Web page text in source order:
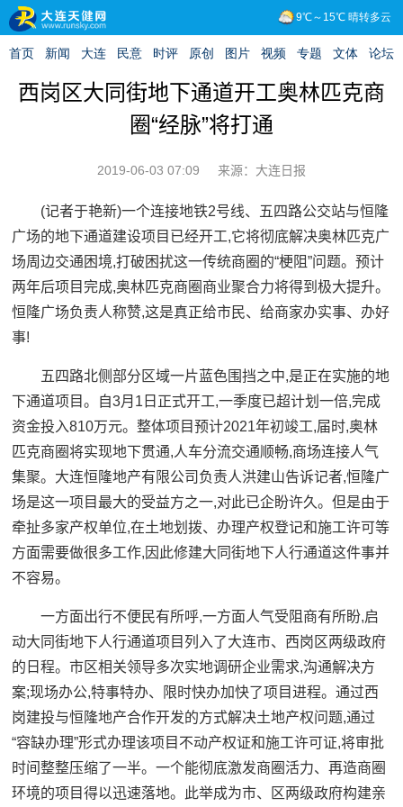
西岗区大同街地下通道开工奥林匹克商
圈“经脉”将打通
2019-06-03 07:09 来源：大连日报
(记者于艳新)一个连接地铁2号线、五四路公交站与恒隆
广场的地下通道建设项目已经开工,它将彻底解决奥林匹克广
场周边交通困境,打破困扰这一传统商圈的“梗阻”问题。预计
两年后项目完成,奥林匹克商圈商业聚合力将得到极大提升。
恒隆广场负责人称赞,这是真正给市民、给商家办实事、办好
事!
五四路北侧部分区域一片蓝色围挡之中,是正在实施的地
下通道项目。自3月1日正式开工,一季度已超计划一倍,完成
资金投入810万元。整体项目预计2021年初竣工,届时,奥林
匹克商圈将实现地下贯通,人车分流交通顺畅,商场连接人气
集聚。大连恒隆地产有限公司负责人洪建山告诉记者,恒隆广
场是这一项目最大的受益方之一,对此已企盼许久。但是由于
牵扯多家产权单位,在土地划拨、办理产权登记和施工许可等
方面需要做很多工作,因此修建大同街地下人行通道这件事并
不容易。
一方面出行不便民有所呼,一方面人气受阻商有所盼,启
动大同街地下人行通道项目列入了大连市、西岗区两级政府
的日程。市区相关领导多次实地调研企业需求,沟通解决方
案;现场办公,特事特办、限时快办加快了项目进程。通过西
岗建投与恒隆地产合作开发的方式解决土地产权问题,通过
“容缺办理”形式办理该项目不动产权证和施工许可证,将审批
时间整整压缩了一半。一个能彻底激发商圈活力、再造商圈
环境的项目得以迅速落地。此举成为市、区两级政府构建亲